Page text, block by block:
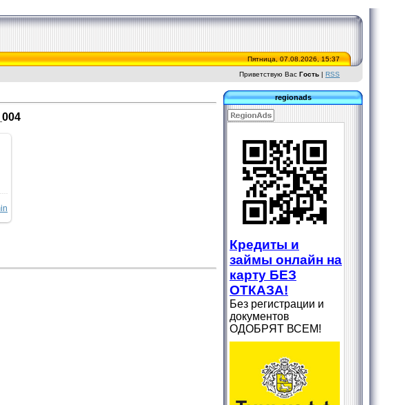
Пятница, 07.08.2026, 15:37
Приветствую Вас Гость | RSS
regionads
Кредиты и
займы онлайн на
карту БЕЗ
ОТКАЗА!
Без регистрации и
документов
ОДОБРЯТ ВСЕМ!